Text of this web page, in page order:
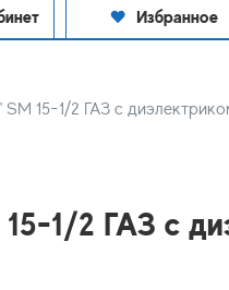
Избранное
SM 15-1/2 ГАЗ с
1/2 ГАЗ с